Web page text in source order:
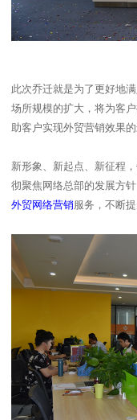
此次乔迁就是为了更好地
场所规模的扩大，将为客
助客户实现外贸营销效果的
新形象、新起点、新征程
彻聚焦网络总部的发展方
外贸网络营销服务，不断